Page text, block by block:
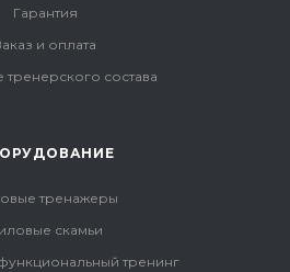
Гарантия
и оплата
состава
тренажеры
скамьи
тренинг